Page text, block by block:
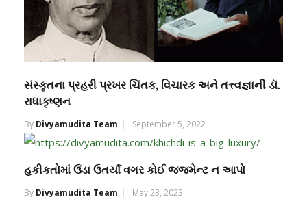
સંસ્કૃતના પ્રહરી પ્રખર ચિંતક, વિચારક અને તત્ત્વજ્ઞાની ડૉ.
રાધાકૃષ્ણન
By Divyamudita Team September 5, 2022
હકીકતોમાં ઉંડા ઉતર્યા વગર કોઈ જજમેન્ટ ન આપો
By Divyamudita Team May 23, 2023